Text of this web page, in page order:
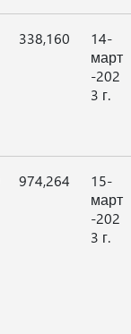
338,160
14-
март
-202
3 г.
974,264
15-
март
-202
3 г.